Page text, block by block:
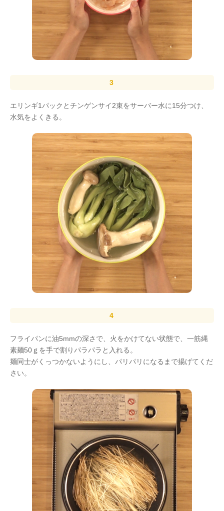
エリンギ1パックとチンゲンサイ2束をサーバー水に15分つけ、
水気をよくきる。
フライパンに油5mmの深さで、火をかけてない状態で、一筋縄
素麺50ｇを手で割りパラパラと入れる。
麺同士がくっつかないようにし、パリパリになるまで揚げてくだ
さい。